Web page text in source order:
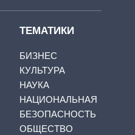
ТЕМАТИКИ
БИЗНЕС
КУЛЬТУРА
НАУКА
НАЦИОНАЛЬНАЯ
БЕЗОПАСНОСТЬ
ОБЩЕСТВО